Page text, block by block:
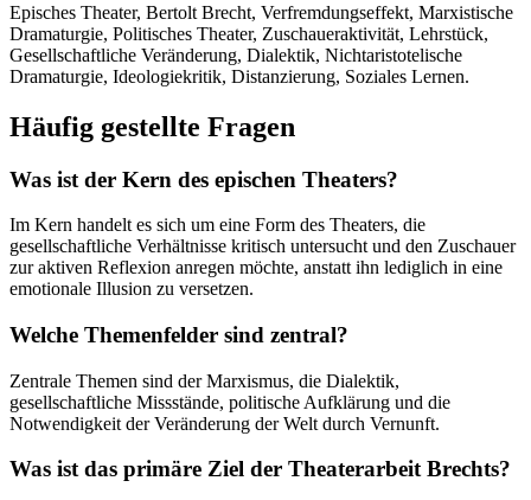
Episches Theater, Bertolt Brecht, Verfremdungseffekt, Marxistische
Dramaturgie, Politisches Theater, Zuschaueraktivität, Lehrstück,
Gesellschaftliche Veränderung, Dialektik, Nichtaristotelische
Dramaturgie, Ideologiekritik, Distanzierung, Soziales Lernen.
Häufig gestellte Fragen
Was ist der Kern des epischen Theaters?
Im Kern handelt es sich um eine Form des Theaters, die
gesellschaftliche Verhältnisse kritisch untersucht und den Zuschauer
zur aktiven Reflexion anregen möchte, anstatt ihn lediglich in eine
emotionale Illusion zu versetzen.
Welche Themenfelder sind zentral?
Zentrale Themen sind der Marxismus, die Dialektik,
gesellschaftliche Missstände, politische Aufklärung und die
Notwendigkeit der Veränderung der Welt durch Vernunft.
Was ist das primäre Ziel der Theaterarbeit Brechts?